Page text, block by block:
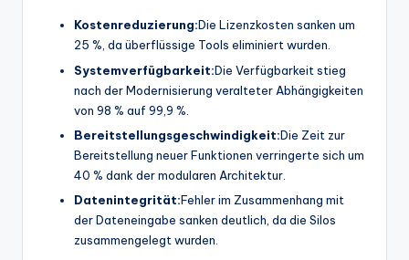
Kostenreduzierung:Die Lizenzkosten sanken um
25 %, da überflüssige Tools eliminiert wurden.
Systemverfügbarkeit:Die Verfügbarkeit stieg
nach der Modernisierung veralteter Abhängigkeiten
von 98 % auf 99,9 %.
Bereitstellungsgeschwindigkeit:Die Zeit zur
Bereitstellung neuer Funktionen verringerte sich um
40 % dank der modularen Architektur.
Datenintegrität:Fehler im Zusammenhang mit
der Dateneingabe sanken deutlich, da die Silos
zusammengelegt wurden.